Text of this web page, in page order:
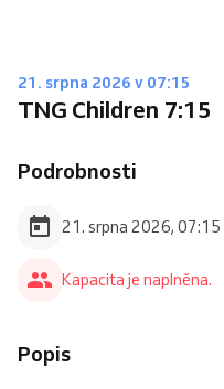
21. srpna 2026 v 07:15
TNG Children 7:15
Podrobnosti
21. srpna 2026,
Kapacita je naplněna.
Popis